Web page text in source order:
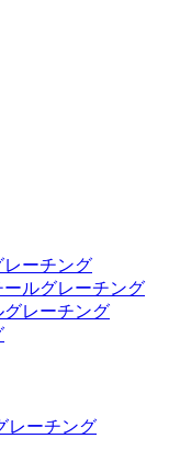
レーチング
ールグレーチング
レーチング
レーチング